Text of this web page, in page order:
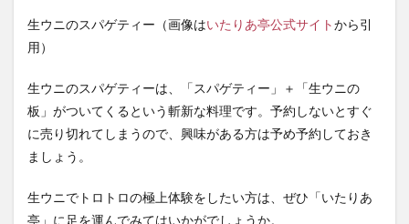
生ウニのスパゲティー（画像はいたりあ亭公式サイトから引
用）
生ウニのスパゲティーは、「スパゲティー」＋「生ウニの
板」がついてくるという斬新な料理です。予約しないとすぐ
に売り切れてしまうので、興味がある方は予め予約しておき
ましょう。
生ウニでトロトロの極上体験をしたい方は、ぜひ「いたりあ
亭」に足を運んでみてはいかがでしょうか。